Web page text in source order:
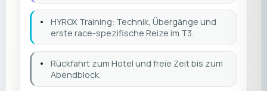
•
HYROX Training: Technik, Übergänge und
erste race-spezifische Reize im T3.
•
Rückfahrt zum Hotel und freie Zeit bis zum
Abendblock.